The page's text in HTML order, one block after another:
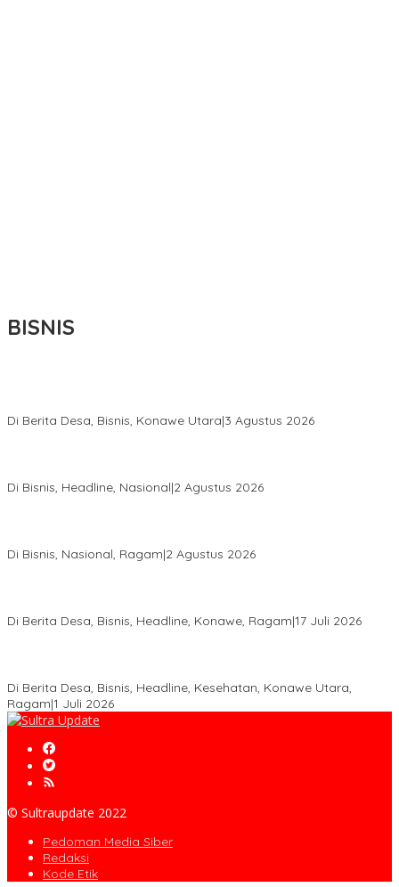
BISNIS
Di Berita Desa, Bisnis, Konawe Utara|3 Agustus 2026
Di Bisnis, Headline, Nasional|2 Agustus 2026
Di Bisnis, Nasional, Ragam|2 Agustus 2026
Di Berita Desa, Bisnis, Headline, Konawe, Ragam|17 Juli 2026
Di Berita Desa, Bisnis, Headline, Kesehatan, Konawe Utara,
Ragam|1 Juli 2026
© Sultraupdate 2022
Pedoman Media Siber
Redaksi
Kode Etik